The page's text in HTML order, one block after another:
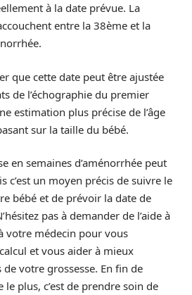
à la date prévue. La
entre la 38ème et la
que cette date peut être ajustée
de l’échographie du premier
estimation plus précise de l’âge
sur la taille du bébé.
en semaines d’aménorrhée peut
c’est un moyen précis de suivre le
bébé et de prévoir la date de
pas à demander de l’aide à
votre médecin pour vous
et vous aider à mieux
votre grossesse. En fin de
plus, c’est de prendre soin de